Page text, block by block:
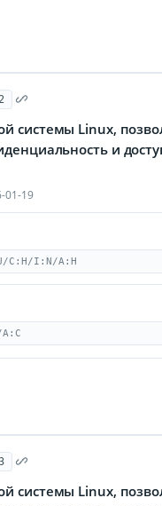
системы Linux,
и
01-19
C:H/I:N/A:H
системы Linux,